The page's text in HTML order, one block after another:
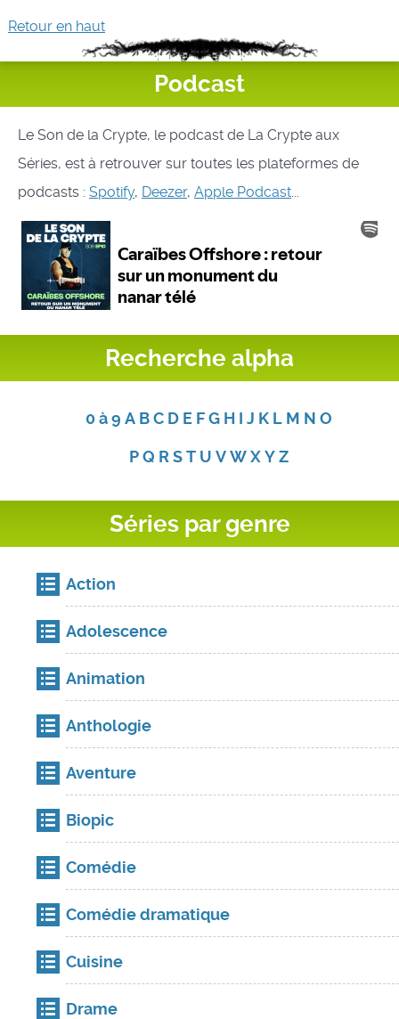
Retour en haut
Podcast
Le Son de la Crypte, le podcast de La Crypte aux
Séries, est à retrouver sur toutes les plateformes de
podcasts : Spotify, Deezer, Apple Podcast
Recherche alpha
0 à 9 A B C D E F G H I J K L M N O
P Q R S T U V W X Y Z
Séries par genre
Action
Adolescence
Animation
Anthologie
Aventure
Biopic
Comédie
Comédie dramatique
Cuisine
Drame